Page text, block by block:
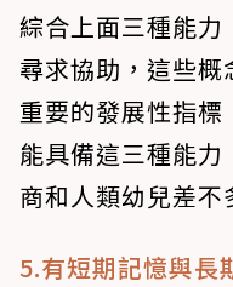
綜合上面三種能力
尋求協助，這些
重要的發展性指
能具備這三種能
商和人類幼兒差不
5.有短期記憶與長